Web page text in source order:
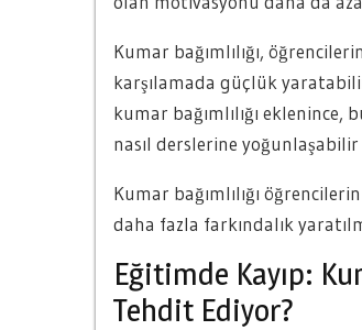
Kumar bağımlılığı,
karşılamada güçlük
kumar bağımlılığı eklenince,
nasıl derslerine yoğunlaşabilir
Kumar bağımlılığı
daha fazla farkındalık
Eğitimde Kayıp:
Tehdit Ediyor?